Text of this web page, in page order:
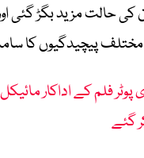
حالت مزید بگڑ گئی
پیچیدگیوں کا سامنا
گئے